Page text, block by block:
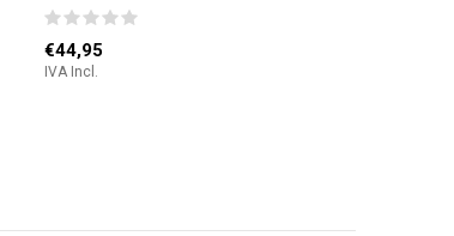
€44,95
IVA Incl.